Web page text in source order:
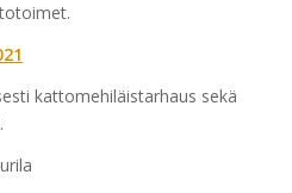
kattomehiläistarhaus sekä